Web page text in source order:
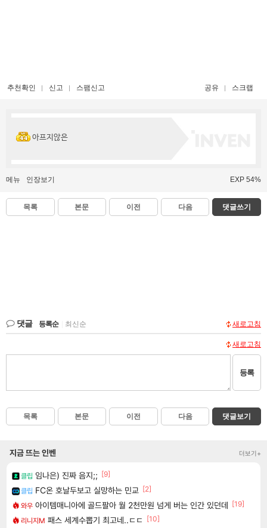
추천확인 신고 스팸신고 공유 스크랩
아프지않은
메뉴 인장보기 EXP 54%
목록 본문 이전 다음 댓글쓰기
댓글 등록순 최신순 새로고침
새로고침
등록
목록 본문 이전 다음 댓글보기
지금 뜨는 인벤 더보기+
클립 임나은) 진짜 음지;; [9]
클립 FC온 호날두보고 실망하는 민교 [2]
와우 아이템매니아에 골드팔아 월 2천만원 넘게 버는 인간 있던데 [19]
리니지M 패스 세계수뽑기 최고네..ㄷㄷ
[10]